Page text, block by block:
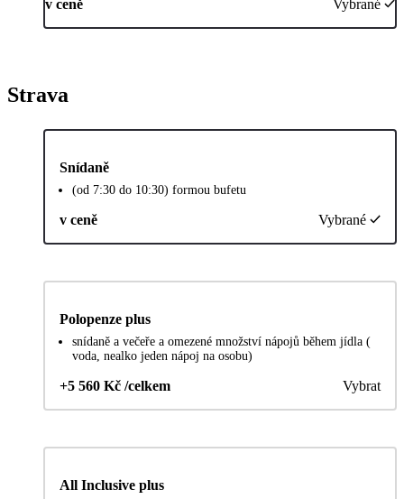
v ceně Vybrané
Strava
Snídaně
(od 7:30 do 10:30) formou bufetu
v ceně Vybrané
Polopenze plus
snídaně a večeře a omezené množství nápojů během jídla (
voda, nealko jeden nápoj na osobu)
+5 560 Kč /celkem Vybrat
All Inclusive plus